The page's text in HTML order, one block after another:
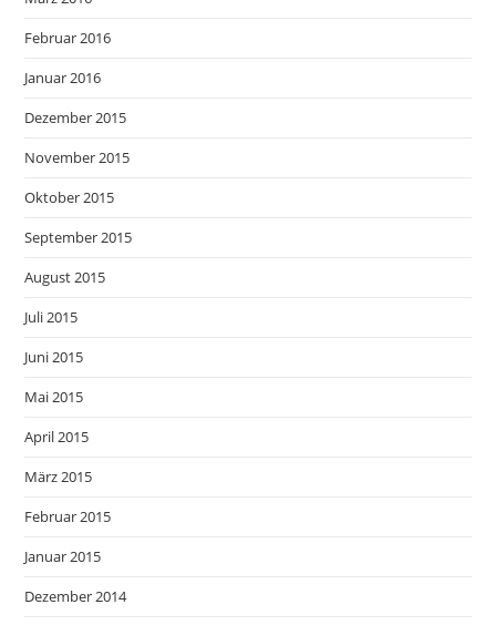
Februar 2016
Januar 2016
Dezember 2015
November 2015
Oktober 2015
September 2015
August 2015
Juli 2015
Juni 2015
Mai 2015
April 2015
März 2015
Februar 2015
Januar 2015
Dezember 2014